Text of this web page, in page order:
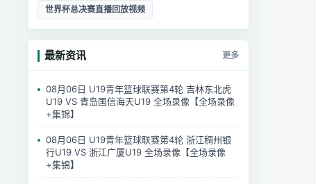
世界杯总决赛直播回放视频
最新资讯 更多
08月06日 U19青年篮球联赛第4轮 吉林东北虎
U19 VS 青岛国信海天U19 全场录像【全场录像
+集锦】
08月06日 U19青年篮球联赛第4轮 浙江稠州银
行U19 VS 浙江广厦U19 全场录像【全场录像
+集锦】